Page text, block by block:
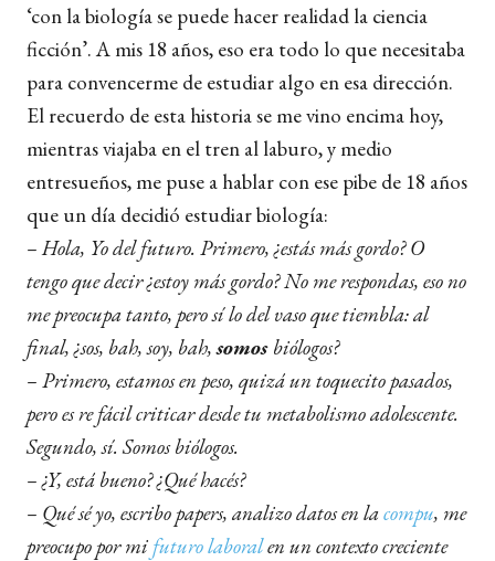
‘con la biología se puede hacer realidad la ciencia
ficción’. A mis 18 años, eso era todo lo que necesitaba
para convencerme de estudiar algo en esa dirección.
El recuerdo de esta historia se me vino encima hoy,
mientras viajaba en el tren al laburo, y medio
entresueños, me puse a hablar con ese pibe de 18 años
que un día decidió estudiar biología:
– Hola, Yo del futuro. Primero, ¿estás más gordo? O
tengo que decir ¿estoy más gordo? No me respondas, eso no
me preocupa tanto, pero sí lo del vaso que tiembla: al
final, ¿sos, bah, soy, bah,somos biólogos?
– Primero, estamos en peso, quizá un toquecito pasados,
pero es re fácil criticar desde tu metabolismo adolescente.
Segundo, sí. Somos biólogos.
– ¿Y, está bueno? ¿Qué hacés?
– Qué sé yo, escribo papers, analizo datos en lacompu, me
preocupo por mi futuro laboralen un contexto creciente